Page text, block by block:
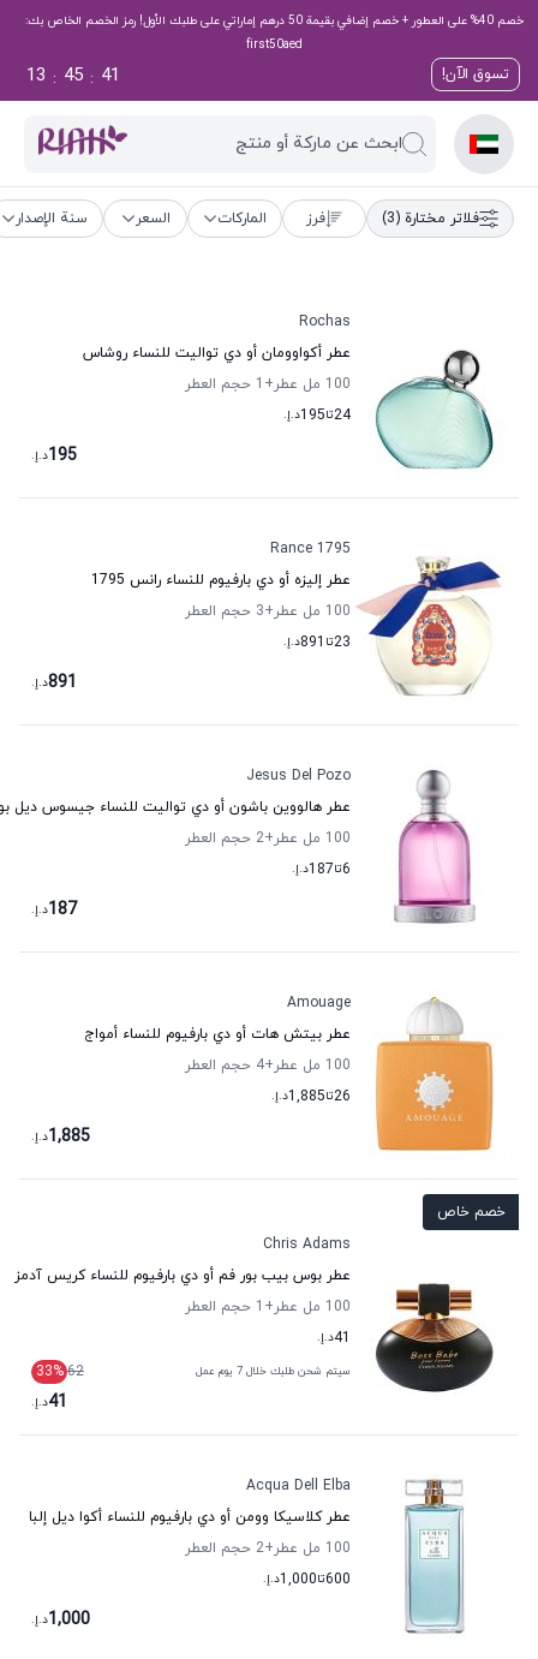
خصم 40% على العطور + خصم إضافي بقيمة 50 درهم إماراتي على طلبك الأول! رمز الخصم الخاص بك:
first50aed
تسوق الآن! 40
:
45
:
13
ابحث عن ماركة أو منتج
فلاتر مختارة (3) فرز الماركات السعر سنة الإصدار
Rochas
عطر أكواوومان أو دي تواليت للنساء روشاس
100 مل عطر
+1
حجم العطر
24تا195د.إ.
195د.إ.
Rance 1795
عطر إليزه أو دي بارفيوم للنساء رانس 1795
100 مل عطر
+3
حجم العطر
23تا 891د.إ.
891د.إ.
Jesus Del Pozo
عطر هالووين باشون أو دي تواليت للنساء جيسوس ديل
100 مل عطر
+2
حجم العطر
6تا187د.إ.
187د.إ.
Amouage
عطر بيتش هات أو دي بارفيوم للنساء أمواج
100 مل عطر
+4
حجم العطر
26تا1,885د.إ.
1,885د.إ.
خصم خاص
Chris Adams
عطر بوس بيب بور فم أو دي بارفيوم للنساء كريس آدمز
100 مل عطر
+1
حجم العطر
41د.إ.
سيتم شحن طلبك خلال 7 يوم عمل 62
33%
41د.إ.
Acqua Dell Elba
عطر كلاسيكا وومن أو دي بارفيوم للنساء أكوا ديل إلبا
100 مل عطر
+2
حجم العطر
600تا1,000د.إ.
1,000د.إ.